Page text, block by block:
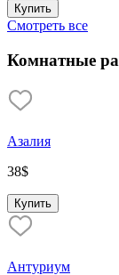
Купить
Смотреть все
Комнатные
Азалия
38$
Купить
Антуриум